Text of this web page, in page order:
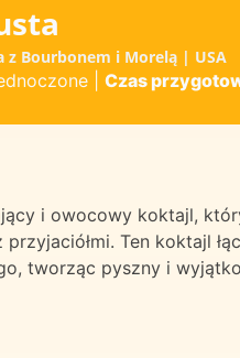
z Bourbonem i Morelą | USA
| Czas
i owocowy koktajl,
Ten koktajl
tworząc pyszny i